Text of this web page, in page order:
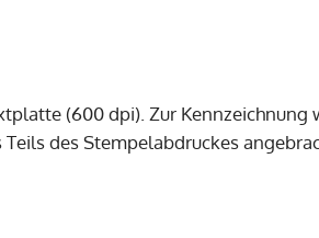
(600 dpi). Zur Kennzeichnung
des Stempelabdruckes